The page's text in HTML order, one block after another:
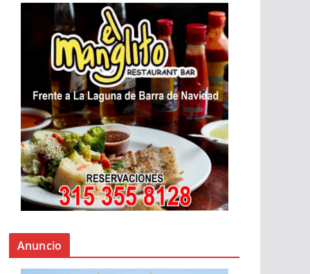
Anuncio